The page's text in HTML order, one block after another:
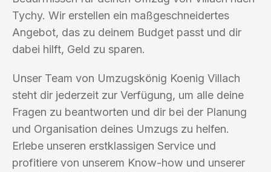
Tychy. Wir erstellen ein maßgeschneidertes
Angebot, das zu deinem Budget passt und dir
dabei hilft, Geld zu sparen.
Unser Team von Umzugskönig Koenig Villach
steht dir jederzeit zur Verfügung, um alle deine
Fragen zu beantworten und dir bei der Planung
und Organisation deines Umzugs zu helfen.
Erlebe unseren erstklassigen Service und
profitiere von unserem Know-how und unserer